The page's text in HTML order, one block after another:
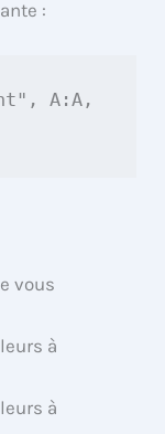
:
A:A,
vous
à
à